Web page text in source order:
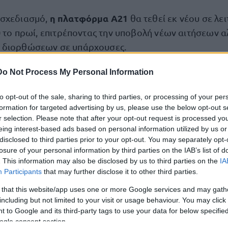
Not Process My Personal Information
opt-out of the sale, sharing to third parties, or processing of your
for targeted advertising by us, please use the below opt-out
selection. Please note that after your opt-out request is processed
interest-based ads based on personal information utilized by us
to third parties prior to your opt-out. You may separately
of your personal information by third parties on the IAB’s list of
This information may also be disclosed by us to third parties on the
Participants that may further disclose it to other third parties.
that this website/app uses one or more Google services and may
but not limited to your visit or usage behaviour. You may
to Google and its third-party tags to use your data for below
consent section.
η πλατφόρμα Α21 θα τεθεί εκ νέου σε
το πρωί, επιτρέποντας την υποβολή νέων αιτήσεων
σε υπάρχουσες.
για την καταβολή του επιδόματος παιδιού απαιτείται
αποθήκευσης δεν θεωρούνται ολοκληρωμένες
κατά την εκκαθάριση.
διαμορφώνεται με βάση τον αριθμό των
στην αίτηση του 2026, καθώς και το συνολικό
από το φορολογικό έτος 2024.